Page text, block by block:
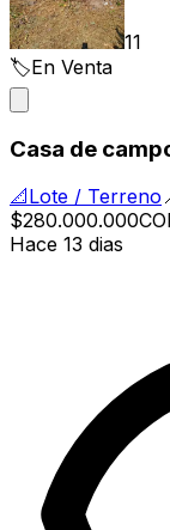
11
🏷️En Venta
Casa de
📐 Lote / Terreno
$280.000.000
Hace 13 dias